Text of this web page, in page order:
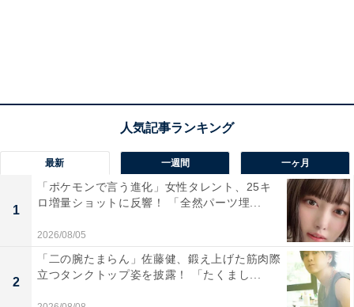
最新 一週間 一ヶ月
1
「ポケモンで言う進化」女性タレント、25キ
ロ増量ショットに反響！ 「全然パーツ埋...
2026/08/05
2
「二の腕たまらん」佐藤健、鍛え上げた筋肉際
立つタンクトップ姿を披露！ 「たくまし...